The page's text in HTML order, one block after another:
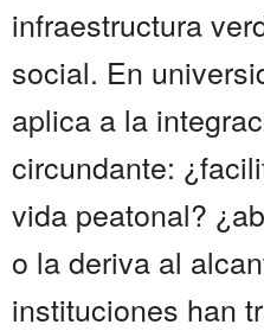
infraestructura
social. En
aplica a la
circundante:
vida peatonal?
o la deriva al
instituciones han